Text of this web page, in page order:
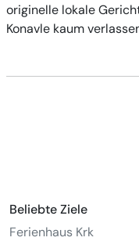
originelle lokale
Konavle kaum
Beliebte Ziele
Ferienhaus Krk